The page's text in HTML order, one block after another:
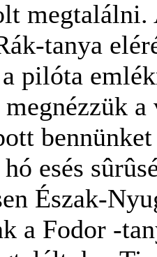
tanya
pilóta
hó esés
Észak-
a Fodor -